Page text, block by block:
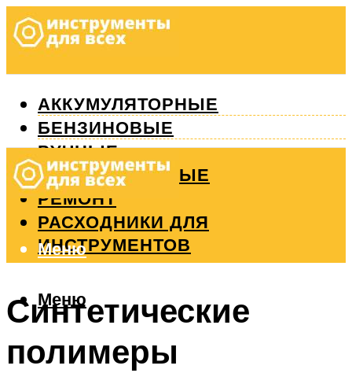
АККУМУЛЯТОРНЫЕ
БЕНЗИНОВЫЕ
РУЧНЫЕ
ИЗМЕРИТЕЛЬНЫЕ
РЕМОНТ
РАСХОДНИКИ ДЛЯ
ИНСТРУМЕНТОВ
Меню
Меню
Синтетические
полимеры